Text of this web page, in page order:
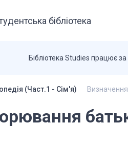
бібліотека
Бібліотека Studies працює
(Част.1 - Сім'я)